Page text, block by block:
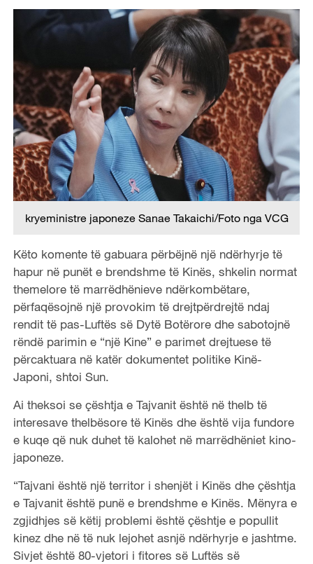
kryeministre japoneze Sanae Takaichi/Foto nga VCG
Këto komente të gabuara përbëjnë një ndërhyrje të
hapur në punët e brendshme të Kinës, shkelin normat
themelore të marrëdhënieve ndërkombëtare,
përfaqësojnë një provokim të drejtpërdrejtë ndaj
rendit të pas-Luftës së Dytë Botërore dhe sabotojnë
rëndë parimin e “një Kine” e parimet drejtuese të
përcaktuara në katër dokumentet politike Kinë-
Japoni, shtoi Sun.
Ai theksoi se çështja e Tajvanit është në thelb të
interesave thelbësore të Kinës dhe është vija fundore
e kuqe që nuk duhet të kalohet në marrëdhëniet kino-
japoneze.
“Tajvani është një territor i shenjët i Kinës dhe çështja
e Tajvanit është punë e brendshme e Kinës. Mënyra e
zgjidhjes së këtij problemi është çështje e popullit
kinez dhe në të nuk lejohet asnjë ndërhyrje e jashtme.
Sivjet është 80-vjetori i fitores së Luftës së